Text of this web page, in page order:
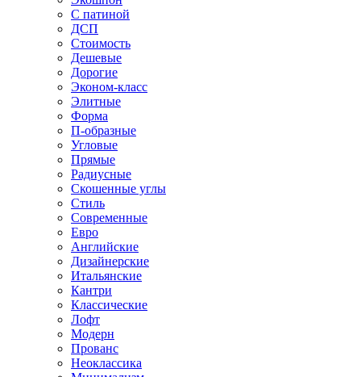
С патиной
ДСП
Стоимость
Дешевые
Дорогие
Эконом-класс
Элитные
Форма
П-образные
Угловые
Прямые
Радиусные
Скошенные углы
Стиль
Современные
Евро
Английские
Дизайнерские
Итальянские
Кантри
Классические
Лофт
Модерн
Прованс
Неоклассика